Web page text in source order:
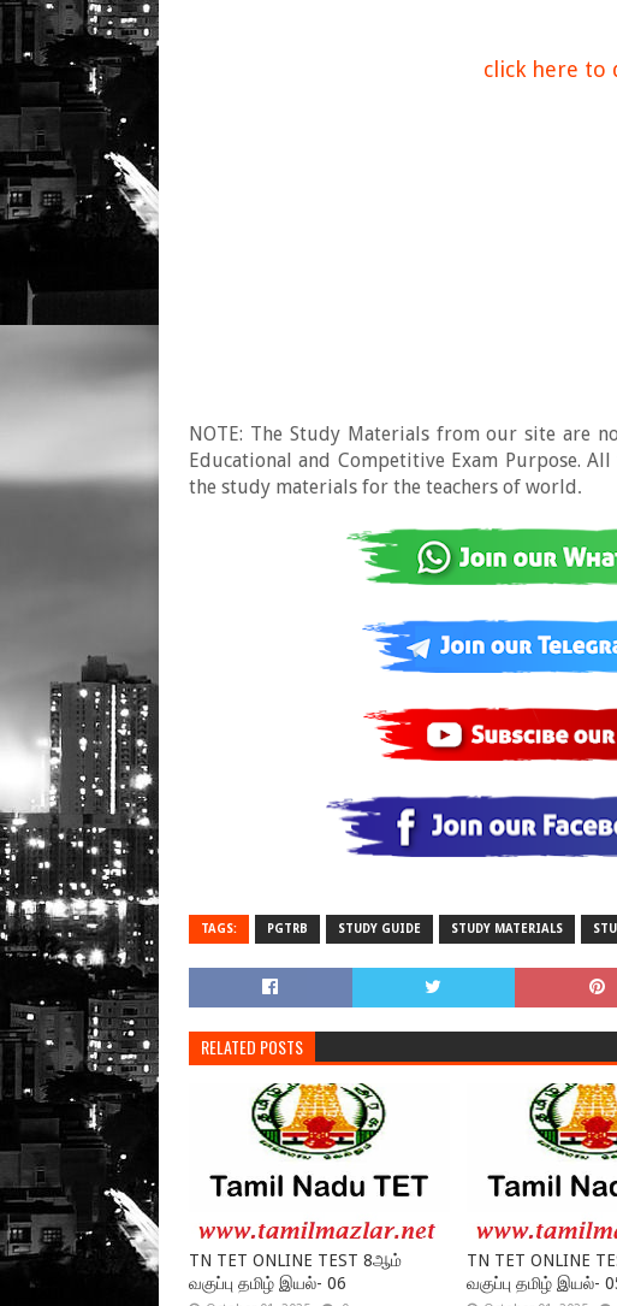
click here to
NOTE: The Study Materials from our site are
Educational and Competitive Exam Purpose.
the study materials for the teachers of world.
TAGS: PGTRB STUDY GUIDE STUDY MATERIALS
RELATED POSTS
TN TET ONLINE TEST 8ஆம்
வகுப்பு தமிழ் இயல்- 06
TN TET ONLINE
வகுப்பு தமிழ் இயல்-